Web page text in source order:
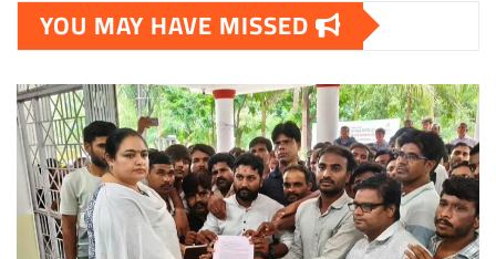
YOU MAY HAVE MISSED